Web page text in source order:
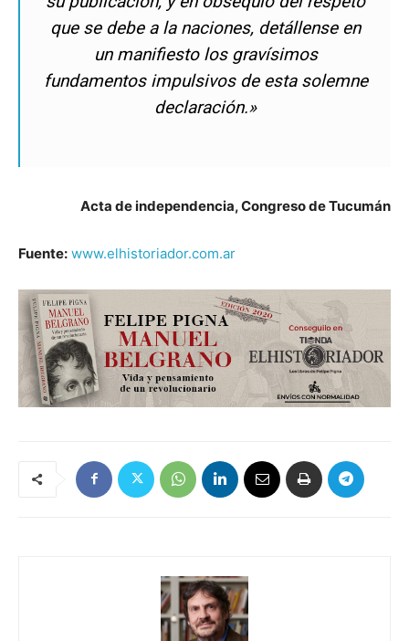
que se debe a la naciones, detállense en
un manifiesto los gravísimos
fundamentos impulsivos de esta solemne
declaración.»
Acta de independencia, Congreso de Tucumán
Fuente: www.elhistoriador.com.ar